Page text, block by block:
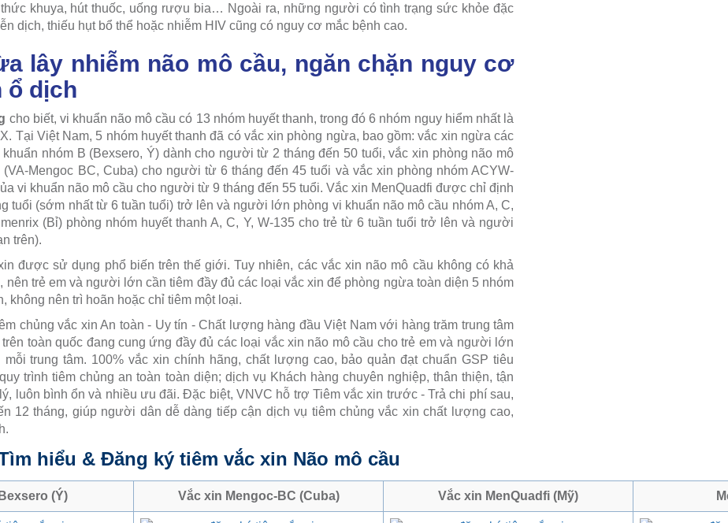
khuya, hút thuốc, uống rượu bia… Ngoài ra, những người có tình trạng sức khỏe đặc
dịch, thiếu hụt bổ thể hoặc nhiễm HIV cũng có nguy cơ mắc bệnh cao.
lây nhiễm não mô cầu, ngăn chặn nguy cơ
ổ dịch
cho biết, vi khuẩn não mô cầu có 13 nhóm huyết thanh, trong đó 6 nhóm nguy hiểm nhất là
Tại Việt Nam, 5 nhóm huyết thanh đã có vắc xin phòng ngừa, bao gồm: vắc xin ngừa các
khuẩn nhóm B (Bexsero, Ý) dành cho người từ 2 tháng đến 50 tuổi, vắc xin phòng não mô
Mengoc BC, Cuba) cho người từ 6 tháng đến 45 tuổi và vắc xin phòng nhóm ACYW-
vi khuẩn não mô cầu cho người từ 9 tháng đến 55 tuổi. Vắc xin MenQuadfi được chỉ định
tuổi (sớm nhất từ 6 tuần tuổi) trở lên và người lớn phòng vi khuẩn não mô cầu nhóm A, C,
(Bỉ) phòng nhóm huyết thanh A, C, Y, W-135 cho trẻ từ 6 tuần tuổi trở lên và người
trên).
được sử dụng phổ biến trên thế giới. Tuy nhiên, các vắc xin não mô cầu không có khả
nên trẻ em và người lớn cần tiêm đầy đủ các loại vắc xin để phòng ngừa toàn diện 5 nhóm
không nên trì hoãn hoặc chỉ tiêm một loại.
chủng vắc xin An toàn - Uy tín - Chất lượng hàng đầu Việt Nam với hàng trăm trung tâm
toàn quốc đang cung ứng đầy đủ các loại vắc xin não mô cầu cho trẻ em và người lớn
trung tâm. 100% vắc xin chính hãng, chất lượng cao, bảo quản đạt chuẩn GSP tiêu
trình tiêm chủng an toàn toàn diện; dịch vụ Khách hàng chuyên nghiệp, thân thiện, tận
luôn bình ổn và nhiều ưu đãi. Đặc biệt, VNVC hỗ trợ Tiêm vắc xin trước - Trả chi phí sau,
12 tháng, giúp người dân dễ dàng tiếp cận dịch vụ tiêm chủng vắc xin chất lượng cao,
hiểu & Đăng ký tiêm vắc xin Não mô cầu
(Ý) Vắc xin Mengoc-BC (Cuba) Vắc xin MenQuadfi (Mỹ)